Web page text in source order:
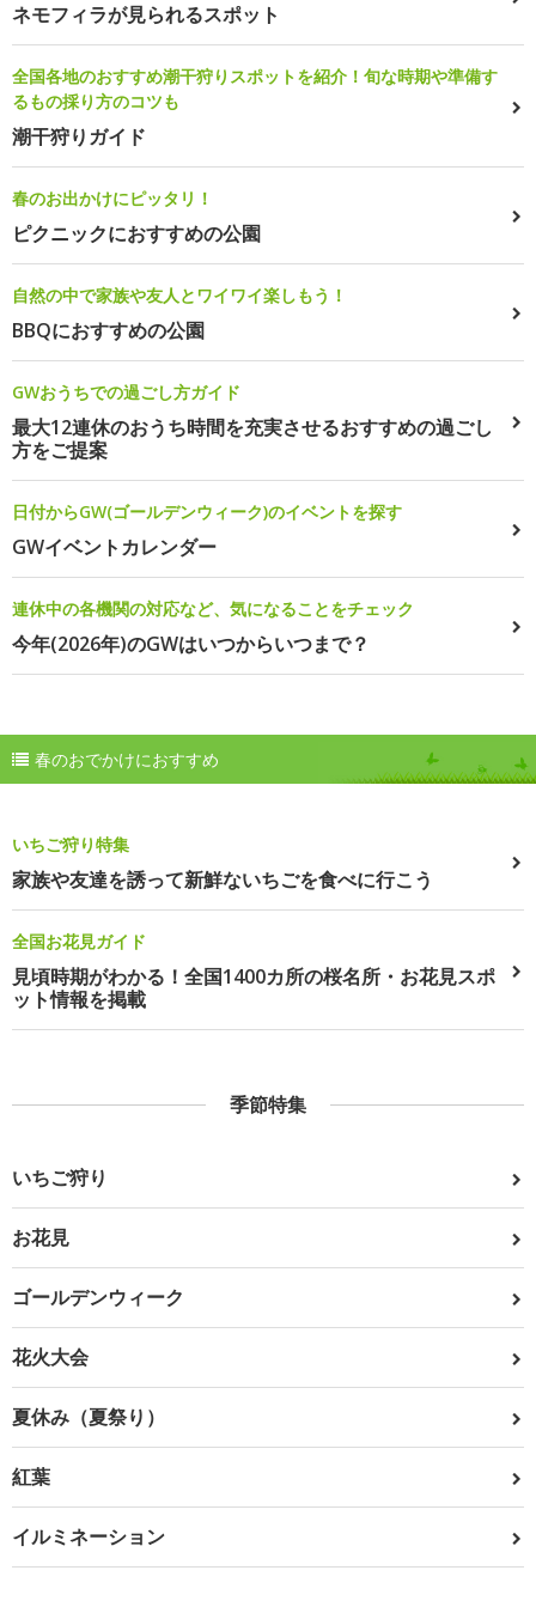
ネモフィラが見られるスポット
全国各地のおすすめ潮干狩りスポットを紹介！旬な時期や準備す
るもの採り方のコツも
潮干狩りガイド
春のお出かけにピッタリ！
ピクニックにおすすめの公園
自然の中で家族や友人とワイワイ楽しもう！
BBQにおすすめの公園
GWおうちでの過ごし方ガイド
最大12連休のおうち時間を充実させるおすすめの過ごし
方をご提案
日付からGW(ゴールデンウィーク)のイベントを探す
GWイベントカレンダー
連休中の各機関の対応など、気になることをチェック
今年(2026年)のGWはいつからいつまで？
春のおでかけにおすすめ
いちご狩り特集
家族や友達を誘って新鮮ないちごを食べに行こう
全国お花見ガイド
見頃時期がわかる！全国1400カ所の桜名所・お花見スポ
ット情報を掲載
季節特集
いちご狩り
お花見
ゴールデンウィーク
花火大会
夏休み（夏祭り）
紅葉
イルミネーション